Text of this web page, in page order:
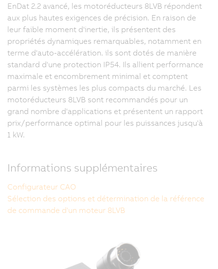
EnDat 2.2 avancé, les motoréducteurs 8LVB répondent
aux plus hautes exigences de précision. En raison de
leur faible moment d'inertie, ils présentent des
propriétés dynamiques remarquables, notamment en
terme d'auto-accélération. ils sont dotés de manière
standard d'une protection IP54. Ils allient performance
maximale et encombrement minimal et comptent
parmi les systèmes les plus compacts du marché. Les
motoréducteurs 8LVB sont recommandés pour un
grand nombre d'applications et présentent un rapport
prix/performance optimal pour les puissances jusqu'à
1 kW.
Informations supplémentaires
Configurateur CAO
Sélection des options et détermination de la référence
de commande d'un moteur 8LVB